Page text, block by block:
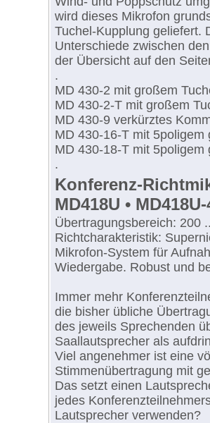
wird dieses Mikrofon
Tuchel-Kupplung geliefert.
Unterschiede zwischen
der Übersicht auf den
.
MD 430-2 mit großem
MD 430-2-T mit großem
MD 430-9 verkürztes
MD 430-16-T mit
MD 430-18-T mit
.
Konferenz-
MD418U • MD418U-
Übertragungsbereich: 200
Richtcharakteristik:
Mikrofon-System für
Wiedergabe. Robust und
Immer mehr
die bisher übliche
des jeweils Sprechenden
Saallautsprecher als
Viel angenehmer ist eine
Stimmenübertragung mit
Das setzt einen
jedes
Lautsprecher verwenden?